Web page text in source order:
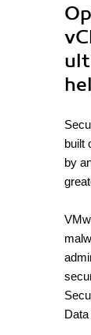
built
by